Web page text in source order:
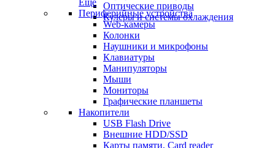
Оптические приводы
Кулеры и системы охлаждения
Еще
Периферийные устройства
Web-камеры
Колонки
Наушники и микрофоны
Клавиатуры
Манипуляторы
Мыши
Мониторы
Графические планшеты
Накопители
USB Flash Drive
Внешние HDD/SSD
Карты памяти, Card reader